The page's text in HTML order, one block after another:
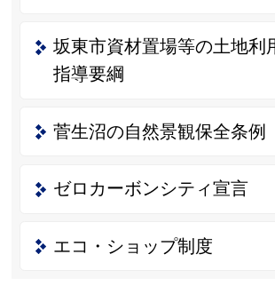
坂東市資材置場等の土地利
指導要綱
菅生沼の自然景観保全条例
ゼロカーボンシティ宣言
エコ・ショップ制度